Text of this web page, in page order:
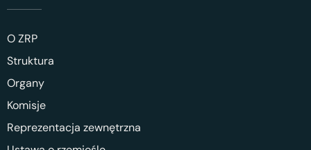
O ZRP
Struktura
Organy
Komisje
Reprezentacja zewnętrzna